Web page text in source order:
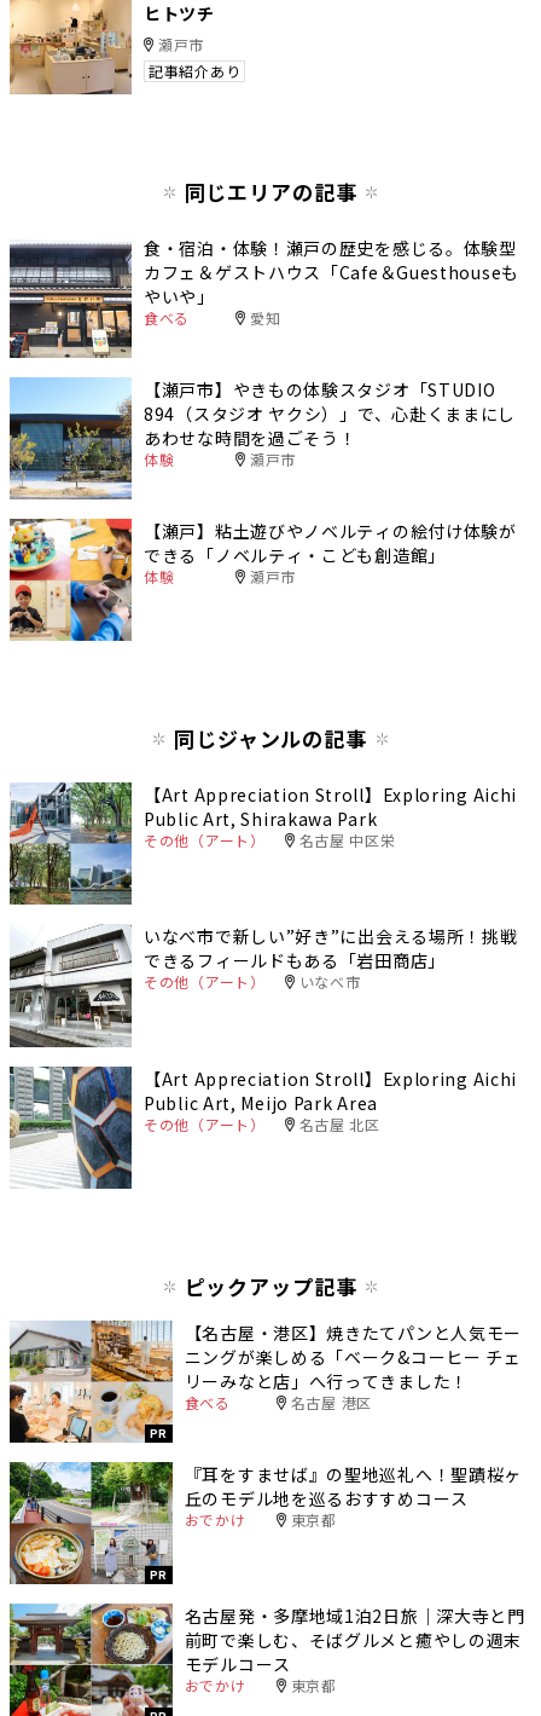
ヒトツチ
瀬戸市
記事紹介あり
同じエリアの記事
食・宿泊・体験！瀬戸の歴史を感じる。体験型
カフェ＆ゲストハウス「Cafe＆Guesthouseも
やいや」
食べる 愛知
【瀬戸市】やきもの体験スタジオ「STUDIO
894（スタジオ ヤクシ）」で、心赴くままにし
あわせな時間を過ごそう！
体験 瀬戸市
【瀬戸】粘土遊びやノベルティの絵付け体験が
できる「ノベルティ・こども創造館」
体験 瀬戸市
同じジャンルの記事
【Art Appreciation Stroll】Exploring Aichi
Public Art, Shirakawa Park
その他（アート） 名古屋 中区栄
いなべ市で新しい”好き”に出会える場所！挑戦
できるフィールドもある「岩田商店」
その他（アート） いなべ市
【Art Appreciation Stroll】Exploring Aichi
Public Art, Meijo Park Area
その他（アート） 名古屋 北区
ピックアップ記事
PR
【名古屋・港区】焼きたてパンと人気モー
ニングが楽しめる「ベーク&コーヒー チェ
リーみなと店」へ行ってきました！
食べる 名古屋 港区
PR
『耳をすませば』の聖地巡礼へ！聖蹟桜ヶ
丘のモデル地を巡るおすすめコース
おでかけ 東京都
名古屋発・多摩地域1泊2日旅｜深大寺と門
前町で楽しむ、そばグルメと癒やしの週末
モデルコース
おでかけ 東京都